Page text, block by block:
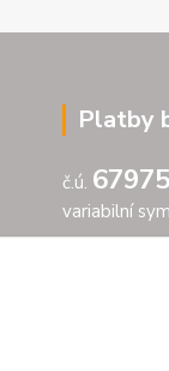
Platby
č.ú.
variabilní